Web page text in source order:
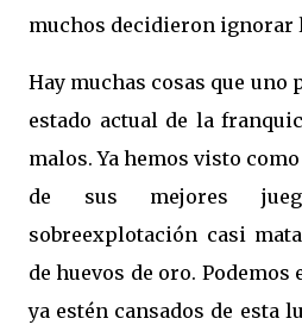
muchos decidieron ignorar
Hay muchas cosas que uno
estado actual de la
malos. Ya hemos visto
de sus mejores
sobreexplotación casi
de huevos de oro.
ya estén cansados de esta